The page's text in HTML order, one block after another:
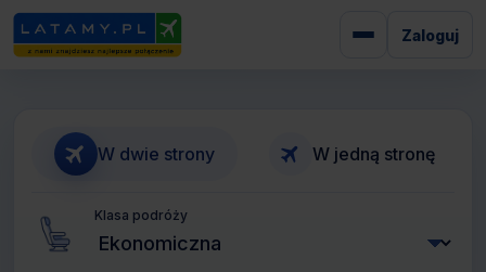
Zaloguj
W dwie strony W jedną stronę
Klasa podróży